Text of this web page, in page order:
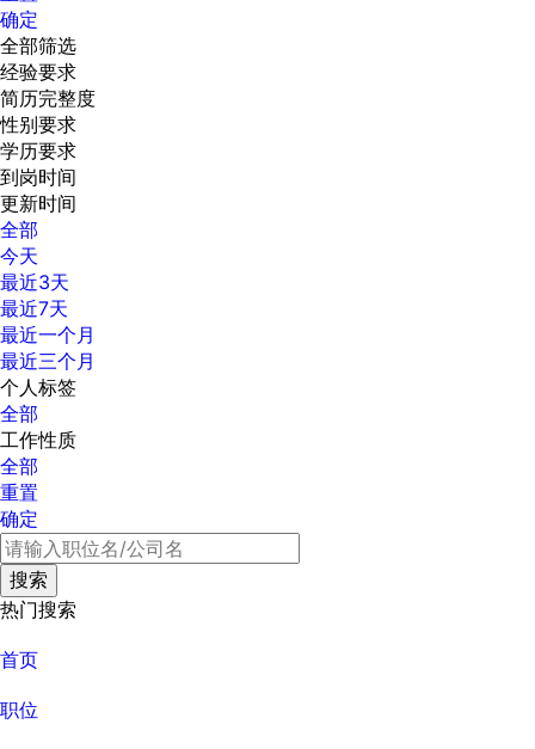
确定
全部筛选
经验要求
简历完整度
性别要求
学历要求
到岗时间
更新时间
全部
今天
最近3天
最近7天
最近一个月
最近三个月
个人标签
全部
工作性质
全部
重置
确定
热门搜索
首页
职位